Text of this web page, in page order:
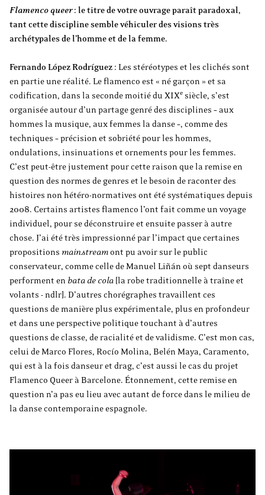
Flamenco queer: le titre de votre ouvrage paraît paradoxal,
tant cette discipline semble véhiculer des visions très
archétypales de l’homme et de la femme.
Fernando López Rodríguez : Les stéréotypes et les clichés sont
en partie une réalité. Le flamenco est « né garçon » et sa
codification, dans la seconde moitié du XIXe siècle, s’est
organisée autour d’un partage genré des disciplines – aux
hommes la musique, aux femmes la danse –, comme des
techniques – précision et sobriété pour les hommes,
ondulations, insinuations et ornements pour les femmes.
C’est peut-être justement pour cette raison que la remise en
question des normes de genres et le besoin de raconter des
histoires non hétéro-normatives ont été systématiques depuis
2008. Certains artistes flamenco l’ont fait comme un voyage
individuel, pour se déconstruire et ensuite passer à autre
chose. J’ai été très impressionné par l’impact que certaines
propositions mainstreamont pu avoir sur le public
conservateur, comme celle de Manuel Liñán où sept danseurs
performent en bata de cola [la robe traditionnelle à traîne et
volants - ndlr]. D’autres chorégraphes travaillent ces
questions de manière plus expérimentale, plus en profondeur
et dans une perspective politique touchant à d’autres
questions de classe, de racialité et de validisme. C’est mon cas,
celui de Marco Flores, Rocío Molina, Belén Maya, Caramento,
qui est à la fois danseur et drag, c’est aussi le cas du projet
Flamenco Queer à Barcelone. Étonnement, cette remise en
question n’a pas eu lieu avec autant de force dans le milieu de
la danse contemporaine espagnole.